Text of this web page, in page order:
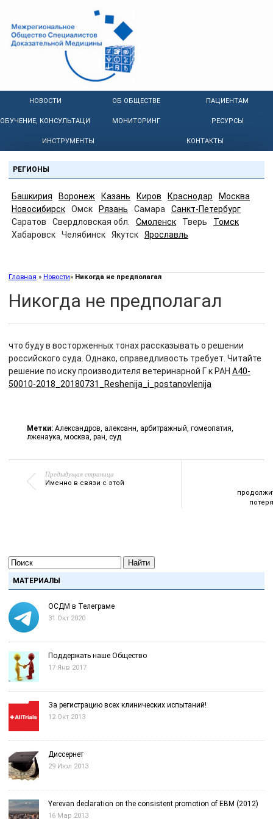
НОВОСТИ ОБ ОБЩЕСТВЕ ПАЦИЕНТАМ
ОБУЧЕНИЕ, КОНСУЛЬТАЦИИ МОНИТОРИНГ РЕСУРСЫ
ИНСТРУМЕНТЫ КОНТАКТЫ
РЕГИОНЫ
Башкирия Воронеж Казань Киров Краснодар
Москва
Новосибирск
Омск Рязань Самара
Санкт-Петербург
Саратов
Свердловская обл. Смоленск Тверь
Томск
Хабаровск
Челябинск Якутск Ярославль
Главная » Новости» Никогда не предполагал
Никогда не предполагал
что буду в восторженных тонах рассказывать о решении
российского суда. Однако, справедливость требует. Читайте
решение по иску производителя ветеринарной Г к РАН A40-
50010-2018_20180731_Reshenija_i_postanovlenija
Метки: Александров, алексанн, арбитражный, гомеопатия,
лженаука, москва, ран, суд
Предыдущая страница
Именно в связи с этой
Найти
МАТЕРИАЛЫ
ОСДМ в Телеграме
31 Окт 2020
Поддержать наше Общество
17 Янв 2017
За регистрацию всех клинических испытаний!
12 Окт 2013
Диссернет
29 Июл 2013
Yerevan declaration on the consistent promotion of EBM (2012)
16 Мар 2013